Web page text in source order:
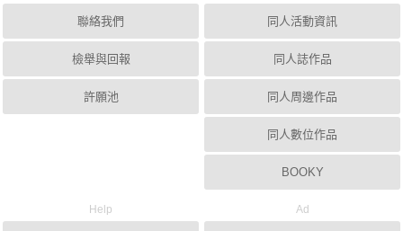
聯絡我們
檢舉與回報
許願池
同人活動資訊
同人誌作品
同人周邊作品
同人數位作品
BOOKY
Help Ad